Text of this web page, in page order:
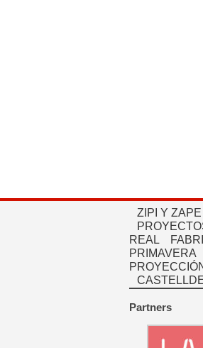
ZIPI Y ZAPE
REAL
PRIMAVERA
Partners